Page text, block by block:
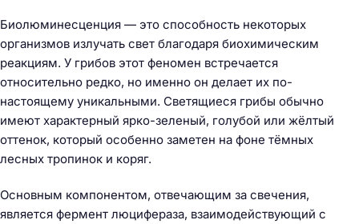
Биолюминесценция — это способность некоторых
организмов излучать свет благодаря биохимическим
реакциям. У грибов этот феномен встречается
относительно редко, но именно он делает их по-
настоящему уникальными. Светящиеся грибы обычно
имеют характерный ярко-зеленый, голубой или жёлтый
оттенок, который особенно заметен на фоне тёмных
лесных тропинок и коряг.
Основным компонентом, отвечающим за свечения,
является фермент люцифераза, взаимодействующий с